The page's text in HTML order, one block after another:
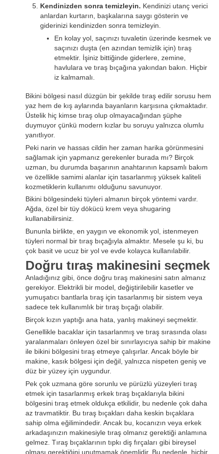
Kendinizden sonra temizleyin. Kendinizi utanç verici
anlardan kurtarın, başkalarına saygı gösterin ve
giderinizi kendinizden sonra temizleyin.
En kolay yol, saçınızı tuvaletin üzerinde kesmek ve
saçınızı duşta (en azından temizlik için) tıraş
etmektir. İşiniz bittiğinde giderlere, zemine,
havlulara ve tıraş bıçağına yakından bakın. Hiçbir
iz kalmamalı.
Bikini bölgesi nasıl düzgün bir şekilde tıraş edilir sorusu hem
yaz hem de kış aylarında bayanların karşısına çıkmaktadır.
Üstelik hiç kimse tıraş olup olmayacağından şüphe
duymuyor çünkü modern kızlar bu soruyu yalnızca olumlu
yanıtlıyor.
Peki narin ve hassas cildin her zaman harika görünmesini
sağlamak için yapmanız gerekenler burada mı? Birçok
uzman, bu durumda başarının anahtarının kapsamlı bakım
ve özellikle samimi alanlar için tasarlanmış yüksek kaliteli
kozmetiklerin kullanımı olduğunu savunuyor.
Bikini bölgesindeki tüyleri almanın birçok yöntemi vardır.
Ağda, özel bir tüy dökücü krem ​​​​veya shugaring
kullanabilirsiniz.
Bununla birlikte, en yaygın ve ekonomik yol, istenmeyen
tüyleri normal bir tıraş bıçağıyla almaktır. Mesele şu ki, bu
çok basit ve ucuz bir yol ve evde kolayca kullanılabilir.
Doğru tıraş makinesini seçmek
Anladığınız gibi, önce doğru tıraş makinesini satın almanız
gerekiyor. Elektrikli bir model, değiştirilebilir kasetler ve
yumuşatıcı bantlarla tıraş için tasarlanmış bir sistem veya
sadece tek kullanımlık bir tıraş bıçağı olabilir.
Birçok kızın yaptığı ana hata, yanlış makineyi seçmektir.
Genellikle bacaklar için tasarlanmış ve tıraş sırasında olası
yaralanmaları önleyen özel bir sınırlayıcıya sahip bir makine
ile bikini bölgesini tıraş etmeye çalışırlar. Ancak böyle bir
makine, kasık bölgesi için değil, yalnızca nispeten geniş ve
düz bir yüzey için uygundur.
Pek çok uzmana göre sorunlu ve pürüzlü yüzeyleri tıraş
etmek için tasarlanmış erkek tıraş bıçaklarıyla bikini
bölgesini tıraş etmek oldukça etkilidir, bu nedenle çok daha
az travmatiktir. Bu tıraş bıçakları daha keskin bıçaklara
sahip olma eğilimindedir. Ancak bu, kocanızın veya erkek
arkadaşınızın makinesiyle tıraş olmanız gerektiği anlamına
gelmez. Tıraş bıçaklarının tıpkı diş fırçaları gibi bireysel
olması gerektiğini unutmamak önemlidir. Bu nedenle, hiçbir